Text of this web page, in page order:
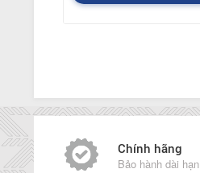
Chính hãng
Bảo hành dài hạn